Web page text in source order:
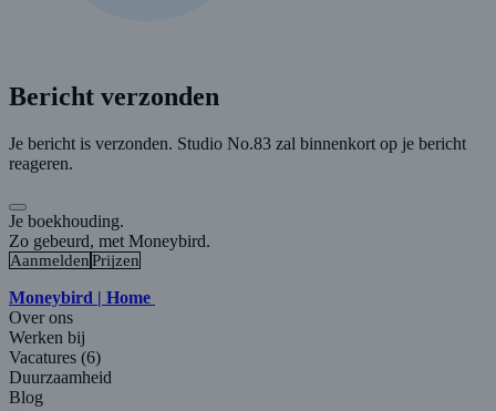
Bericht verzonden
Je bericht is verzonden. Studio No.83 zal binnenkort op je bericht
reageren.